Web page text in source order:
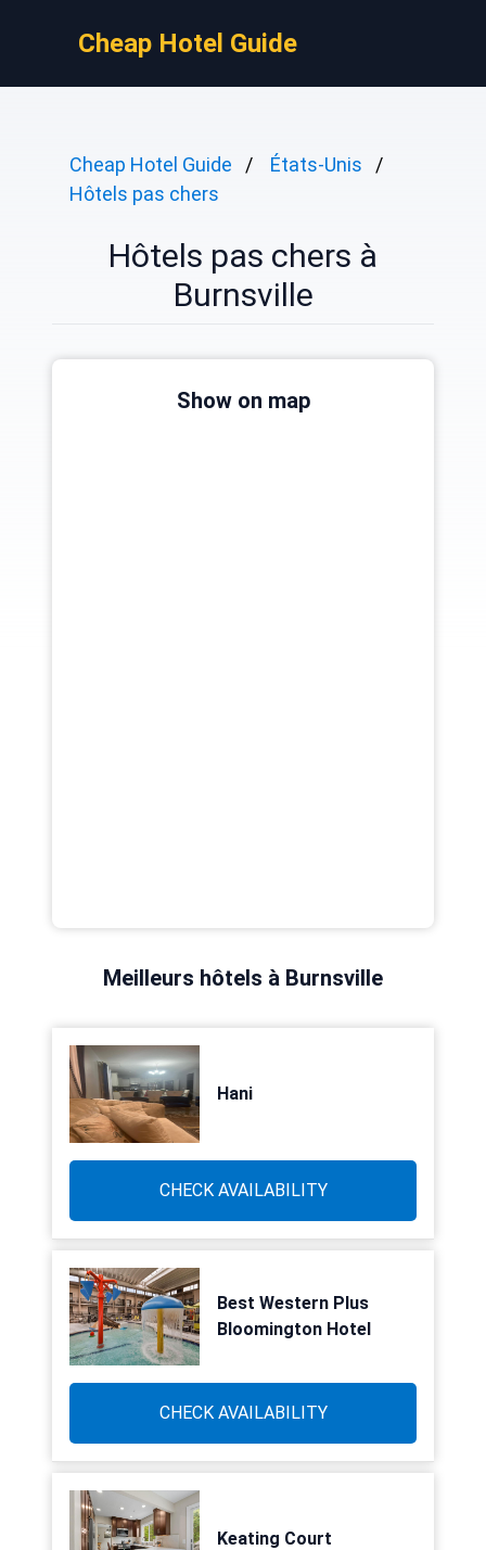
Cheap Hotel Guide
Cheap Hotel Guide
États-Unis
Hôtels pas chers
Hôtels pas chers à
Burnsville
Show on map
Meilleurs hôtels à Burnsville
Hani
CHECK AVAILABILITY
Best Western Plus
Bloomington Hotel
CHECK AVAILABILITY
Keating Court